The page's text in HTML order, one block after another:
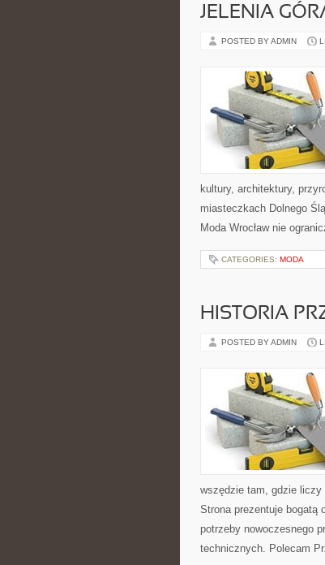
JELENIA
POSTED BY ADMIN
kultury, architektury,
miasteczkach Dolnego
Moda Wrocław nie
CATEGORIES: MODA
HISTORIA
POSTED BY ADMIN
wszędzie tam, gdzie liczy
Strona prezentuje bogatą
potrzeby nowoczesnego
technicznych. Polecam